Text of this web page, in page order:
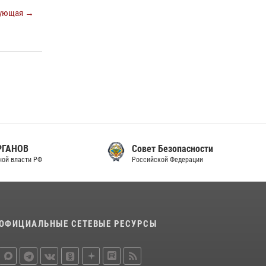
→
Виктора Золотова с заместителем
полномочного представителя Президента
федеральном округе Виталием Кузнецовым
Совет Безопасности
Российской Федерации
СЕТЕВЫЕ РЕСУРСЫ